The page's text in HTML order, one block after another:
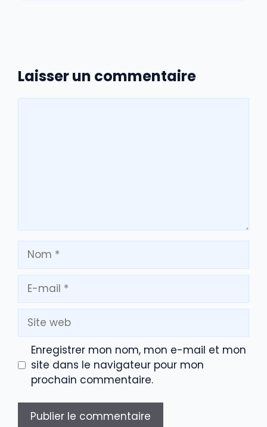
Laisser un commentaire
Nom
mail
Site
web
Enregistrer mon nom, mon e-mail et mon
site dans le navigateur pour mon
prochain commentaire.